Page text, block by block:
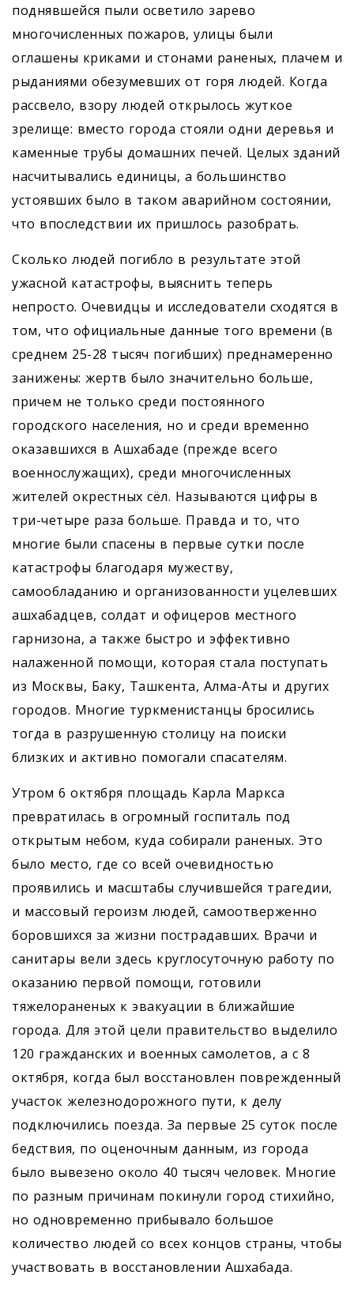
поднявшейся пыли осветило зарево
многочисленных пожаров, улицы были
оглашены криками и стонами раненых, плачем и
рыданиями обезумевших от горя людей. Когда
рассвело, взору людей открылось жуткое
зрелище: вместо города стояли одни деревья и
каменные трубы домашних печей. Целых зданий
насчитывались единицы, а большинство
устоявших было в таком аварийном состоянии,
что впоследствии их пришлось разобрать.
Сколько людей погибло в результате этой
ужасной катастрофы, выяснить теперь
непросто. Очевидцы и исследователи сходятся в
том, что официальные данные того времени (в
среднем 25-28 тысяч погибших) преднамеренно
занижены: жертв было значительно больше,
причем не только среди постоянного
городского населения, но и среди временно
оказавшихся в Ашхабаде (прежде всего
военнослужащих), среди многочисленных
жителей окрестных сёл. Называются цифры в
три-четыре раза больше. Правда и то, что
многие были спасены в первые сутки после
катастрофы благодаря мужеству,
самообладанию и организованности уцелевших
ашхабадцев, солдат и офицеров местного
гарнизона, а также быстро и эффективно
налаженной помощи, которая стала поступать
из Москвы, Баку, Ташкента, Алма-Аты и других
городов. Многие туркменистанцы бросились
тогда в разрушенную столицу на поиски
близких и активно помогали спасателям.
Утром 6 октября площадь Карла Маркса
превратилась в огромный госпиталь под
открытым небом, куда собирали раненых. Это
было место, где со всей очевидностью
проявились и масштабы случившейся трагедии,
и массовый героизм людей, самоотверженно
боровшихся за жизни пострадавших. Врачи и
санитары вели здесь круглосуточную работу по
оказанию первой помощи, готовили
тяжелораненых к эвакуации в ближайшие
города. Для этой цели правительство выделило
120 гражданских и военных самолетов, а с 8
октября, когда был восстановлен поврежденный
участок железнодорожного пути, к делу
подключились поезда. За первые 25 суток после
бедствия, по оценочным данным, из города
было вывезено около 40 тысяч человек. Многие
по разным причинам покинули город стихийно,
но одновременно прибывало большое
количество людей со всех концов страны, чтобы
участвовать в восстановлении Ашхабада.